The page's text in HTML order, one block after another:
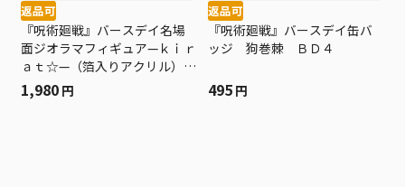
返品可
『呪術廻戦』バースデイ名場
面ジオラマフィギュア—ｋｉｒ
ａｔ☆—（箔入りアクリル）
狗巻棘 ＢＤ４
1,980 円
返品可
『呪術廻戦』バースデイ缶バ
ッジ 狗巻棘 ＢＤ４
495 円